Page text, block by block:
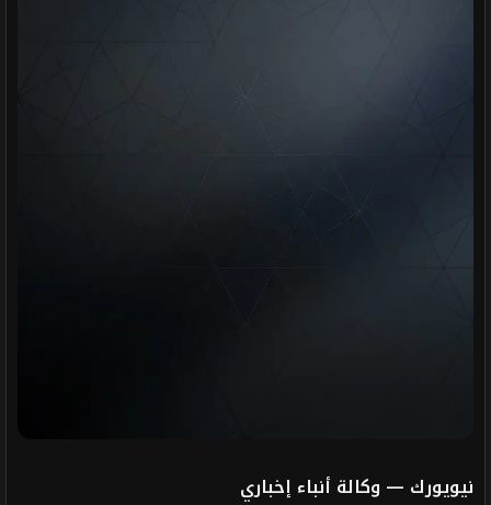
نيويورك — وكالة أنباء إخباري